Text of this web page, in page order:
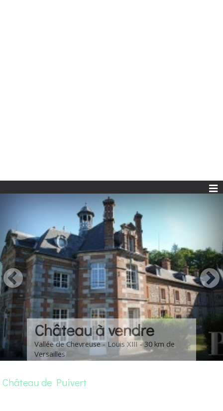
Château à vendre
Vallée de Chevreuse - Louis XIII - 30 km de
Versailles
Château de Puivert